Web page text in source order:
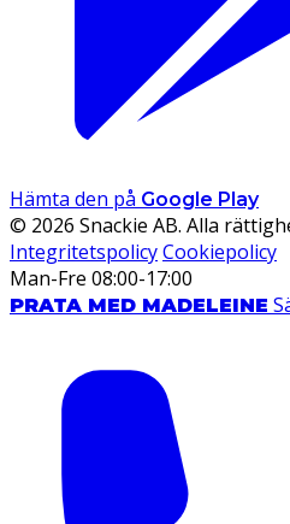
Hämta den på Google Play
© 2026 Snackie AB. Alla
IntegritetspolicyCookiepolicy
Man-Fre 08:00-17:00
PRATA MED MADELEINE